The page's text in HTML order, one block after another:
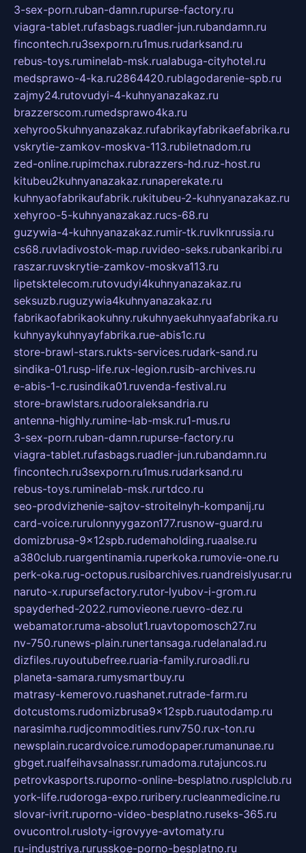
3-sex-porn.ruban-damn.rupurse-factory.ru
viagra-tablet.rufasbags.ruadler-jun.rubandamn.ru
fincontech.ru3sexporn.ru1mus.rudarksand.ru
rebus-toys.ruminelab-msk.rualabuga-cityhotel.ru
medsprawo-4-ka.ru2864420.rublagodarenie-spb.ru
zajmy24.rutovudyi-4-kuhnyanazakaz.ru
brazzerscom.rumedsprawo4ka.ru
xehyroo5kuhnyanazakaz.rufabrikayfabrikaefabrika.ru
vskrytie-zamkov-moskva-113.rubiletnadom.ru
zed-online.rupimchax.rubrazzers-hd.ruz-host.ru
kitubeu2kuhnyanazakaz.runaperekate.ru
kuhnyaofabrikaufabrik.rukitubeu-2-kuhnyanazakaz.ru
xehyroo-5-kuhnyanazakaz.rucs-68.ru
guzywia-4-kuhnyanazakaz.rumir-tk.ruvlknrussia.ru
cs68.ruvladivostok-map.ruvideo-seks.rubankaribi.ru
raszar.ruvskrytie-zamkov-moskva113.ru
lipetsktelecom.rutovudyi4kuhnyanazakaz.ru
seksuzb.ruguzywia4kuhnyanazakaz.ru
fabrikaofabrikaokuhny.rukuhnyaekuhnyaafabrika.ru
kuhnyaykuhnyayfabrika.rue-abis1c.ru
store-brawl-stars.rukts-services.rudark-sand.ru
sindika-01.rusp-life.rux-legion.rusib-archives.ru
e-abis-1-c.rusindika01.ruvenda-festival.ru
store-brawlstars.rudooraleksandria.ru
antenna-highly.rumine-lab-msk.ru1-mus.ru
3-sex-porn.ruban-damn.rupurse-factory.ru
viagra-tablet.rufasbags.ruadler-jun.rubandamn.ru
fincontech.ru3sexporn.ru1mus.rudarksand.ru
rebus-toys.ruminelab-msk.rurtdco.ru
seo-prodvizhenie-sajtov-stroitelnyh-kompanij.ru
card-voice.rurulonnyygazon177.rusnow-guard.ru
domizbrusa-9x12spb.rudemaholding.ruaalse.ru
a380club.ruargentinamia.ruperkoka.rumovie-one.ru
perk-oka.rug-octopus.rusibarchives.ruandreislyusar.ru
naruto-x.rupursefactory.rutor-lyubov-i-grom.ru
spayderhed-2022.rumovieone.ruevro-dez.ru
webamator.ruma-absolut1.ruavtopomosch27.ru
nv-750.runews-plain.runertansaga.rudelanalad.ru
dizfiles.ruyoutubefree.ruaria-family.ruroadli.ru
planeta-samara.rumysmartbuy.ru
matrasy-kemerovo.ruashanet.rutrade-farm.ru
dotcustoms.rudomizbrusa9x12spb.ruautodamp.ru
narasimha.rudjcommodities.runv750.rux-ton.ru
newsplain.rucardvoice.rumodopaper.rumanunae.ru
gbget.rualfeihavsalnassr.rumadoma.rutajuncos.ru
petrovkasports.ruporno-online-besplatno.rusplclub.ru
york-life.rudoroga-expo.ruribery.rucleanmedicine.ru
slovar-ivrit.ruporno-video-besplatno.ruseks-365.ru
ovucontrol.rusloty-igrovyye-avtomaty.ru
ru-industriya.rurusskoe-porno-besplatno.ru